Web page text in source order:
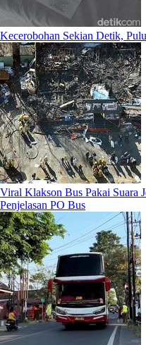
Kecerobohan Sekian Detik,
Viral Klakson Bus Pakai Suara
Penjelasan PO Bus